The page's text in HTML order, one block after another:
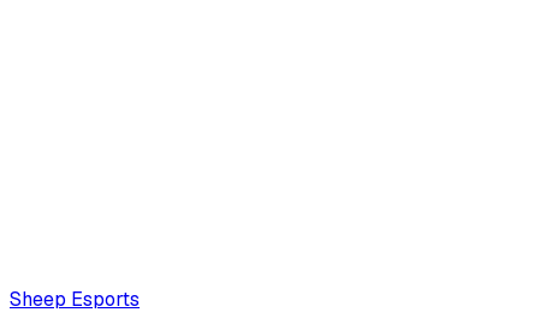
Loading...
Sheep Esports